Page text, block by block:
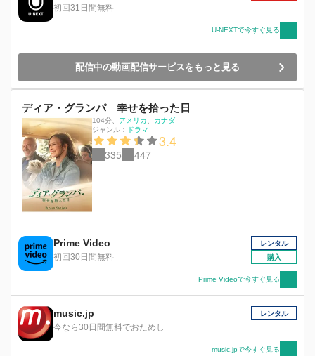
初回31日間無料
U-NEXTで今すぐ見る
配信中の動画配信サービスをもっと見る
ディア・グランパ 幸せを拾った日
104分 アメリカ
カナダ
ジャンル：
ドラマ
3.4
335 447
Prime Video
初回30日間無料
レンタル
購入
Prime Videoで今すぐ見る
music.jp
今なら30日間無料でおためし
レンタル
music.jpで今すぐ見る